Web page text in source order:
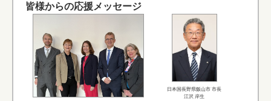
皆様からの応援メッセージ
日本国長野県飯山市 市長
江沢 岸生